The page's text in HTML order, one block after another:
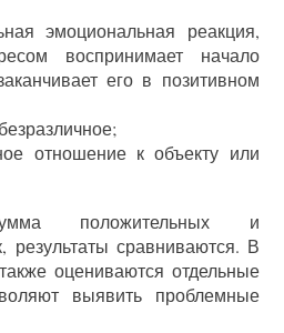
эмоциональная реакция,
воспринимает начало
его в позитивном
отношение к объекту или
положительных и
результаты сравниваются. В
оцениваются отдельные
выявить проблемные